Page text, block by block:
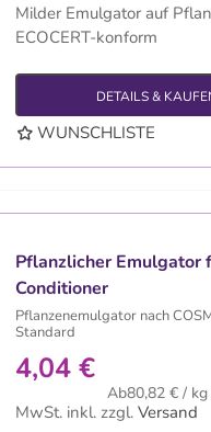
Milder Emulgator auf
ECOCERT-konform
DETAILS &
WUNSCHLISTE
Pflanzlicher Emulgator
Conditioner
Pflanzenemulgator nach
Standard
4,04 €
Ab80,82 € / kg
MwSt. inkl. zzgl. Versand